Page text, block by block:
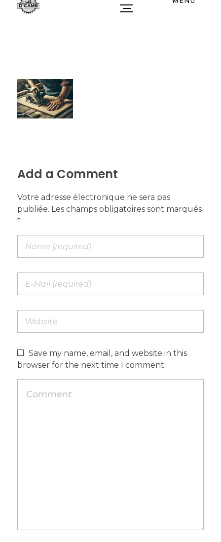
Add a Comment
Votre adresse électronique ne sera pas
publiée. Les champs obligatoires sont marqués
*
Save my name, email, and website in this
browser for the next time I comment.